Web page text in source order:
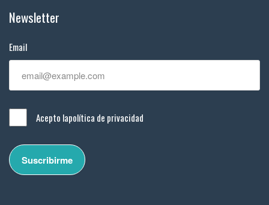
Newsletter
Email
Acepto lapolítica de privacidad